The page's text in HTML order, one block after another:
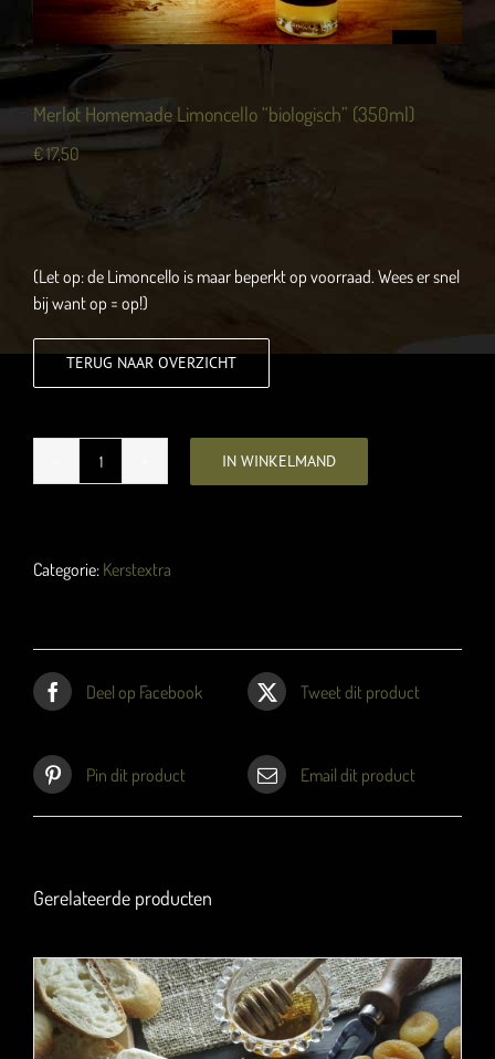
Merlot Homemade Limoncello “biologisch” (350ml)
€17,50
(Let op: de Limoncello is maar beperkt op voorraad. Wees er snel
bij want op = op!)
TERUG NAAR OVERZICHT
Merlot
(350ml)
IN WINKELMAND
Categorie: Kerstextra
Deel op Facebook Tweet dit product
Pin dit product Email dit product
Gerelateerde producten